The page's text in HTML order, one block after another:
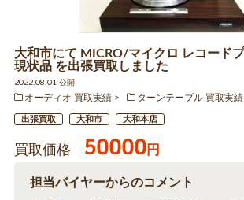
大和市にて MICRO/マイクロ レコード
現状品 を出張買取しました
2022.08.01 公開
オーディオ 買取実績
ターンテーブル 買取実績
出張買取 大和市 大和本店
買取価格 50000円
担当バイヤーからのコメント